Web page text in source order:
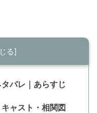
バレ｜あらすじ
ャスト・相関図